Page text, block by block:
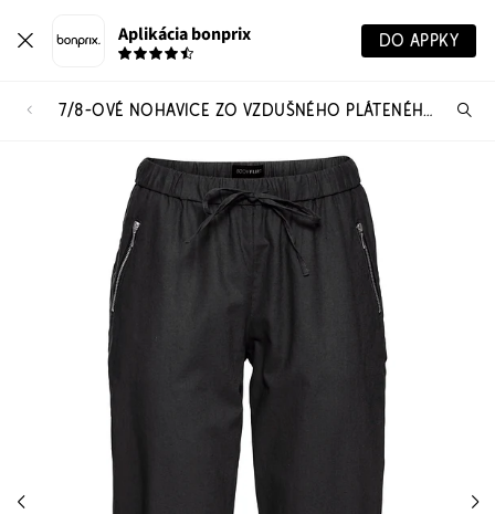
Aplikácia bonprix DO APPKY
7/8-OVÉ NOHAVICE ZO VZDUŠNÉHO PLÁTENÉHO MIXU